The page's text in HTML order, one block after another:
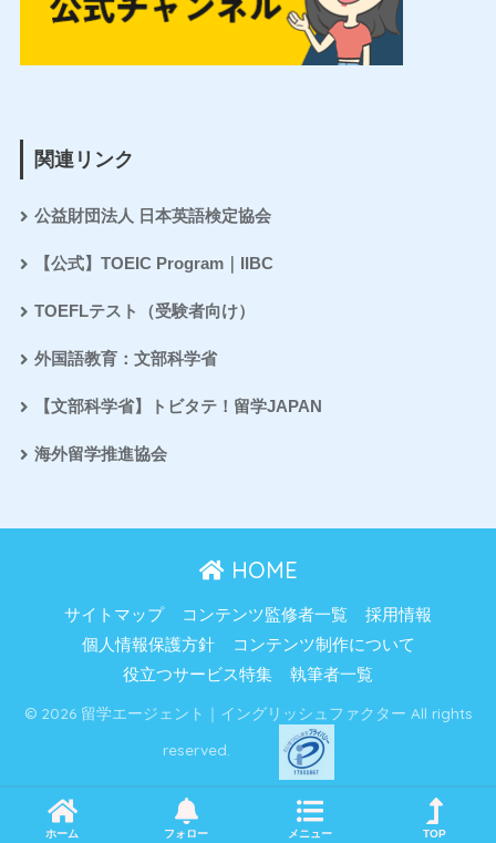
関連リンク
公益財団法人 日本英語検定協会
【公式】TOEIC Program｜IIBC
TOEFLテスト（受験者向け）
外国語教育：文部科学省
【文部科学省】トビタテ！留学JAPAN
海外留学推進協会
HOME
サイトマップ コンテンツ監修者一覧
採用情報
個人情報保護方針
コンテンツ制作について
役立つサービス特集
執筆者一覧
© 2026 留学エージェント｜イングリッシュファクター All rights
reserved.
ホーム フォロー メニュー TOP